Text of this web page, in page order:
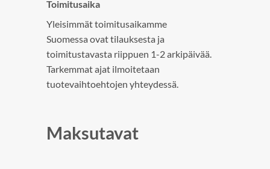
Toimitusaika
Yleisimmät toimitusaikamme
Suomessa ovat tilauksesta ja
toimitustavasta riippuen 1-2 arkipäivää.
Tarkemmat ajat ilmoitetaan
tuotevaihtoehtojen yhteydessä.
Maksutavat